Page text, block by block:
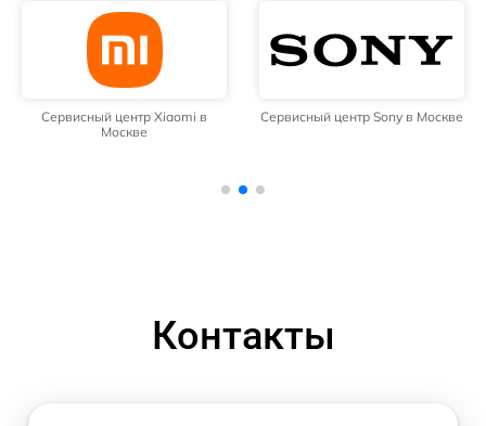
Сервисный центр Xiaomi в
Москве
Сервисный центр Sony в Москве
Контакты